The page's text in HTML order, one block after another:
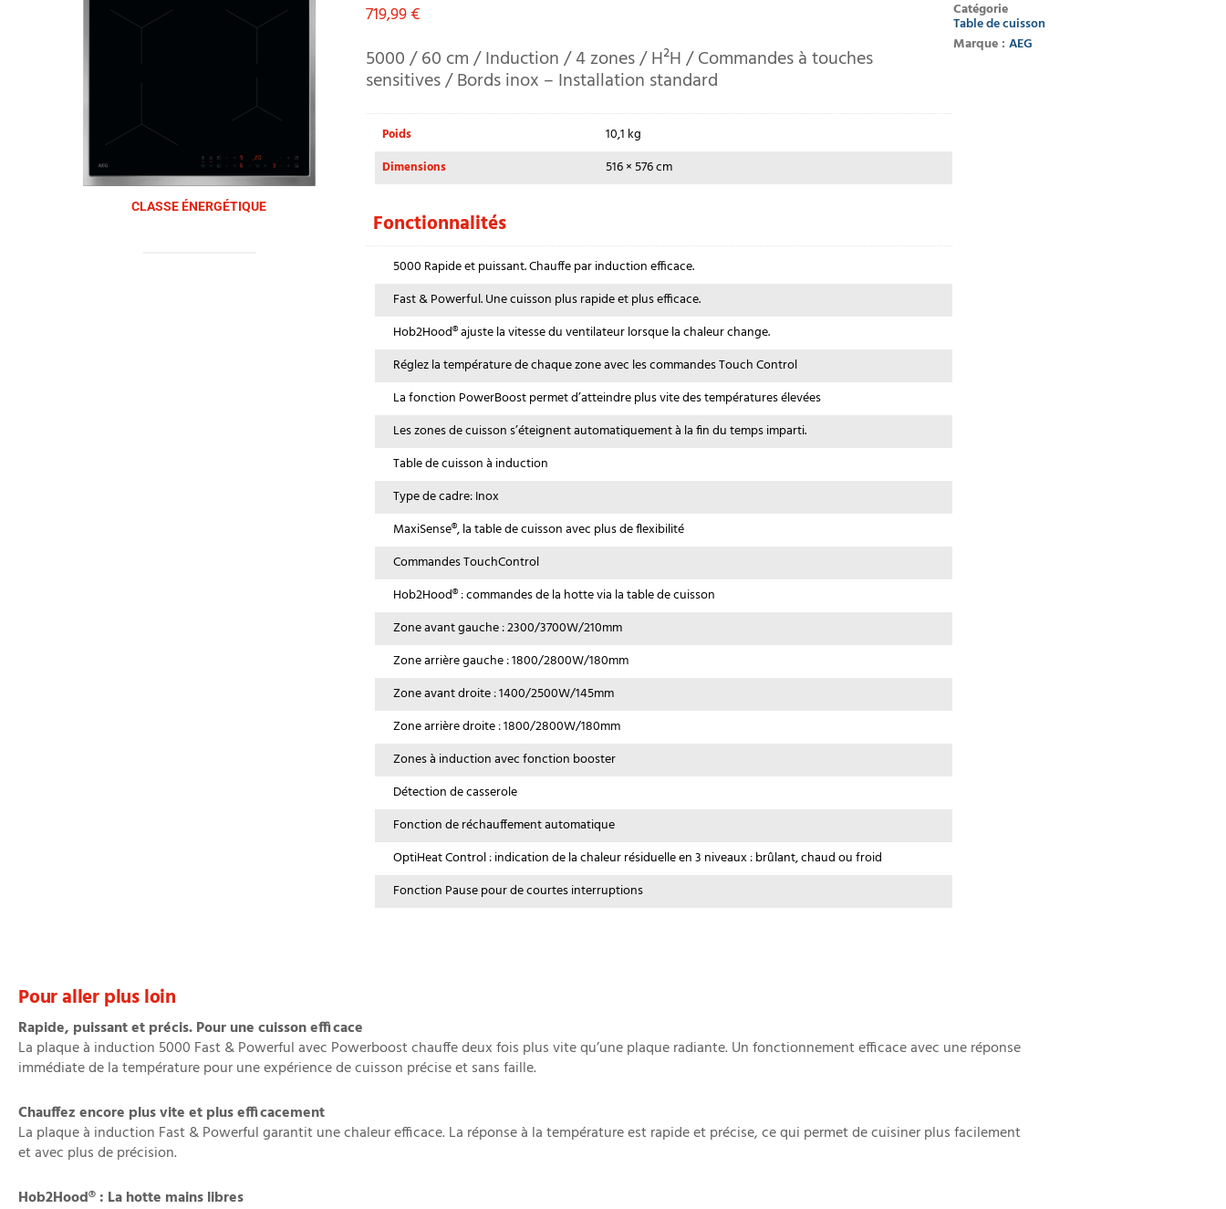
CLASSE ÉNERGÉTIQUE
719,99€
5000 / 60 cm / Induction / 4 zones / H²H / Commandes à touches
sensitives / Bords inox – Installation standard
Poids 10,1 kg
Dimensions 516 × 576 cm
Fonctionnalités
5000 Rapide et puissant. Chauffe par induction efficace.
Fast & Powerful. Une cuisson plus rapide et plus efficace.
Hob2Hood® ajuste la vitesse du ventilateur lorsque la chaleur change.
Réglez la température de chaque zone avec les commandes Touch Control
La fonction PowerBoost permet d’atteindre plus vite des températures élevées
Les zones de cuisson s’éteignent automatiquement à la fin du temps imparti.
Table de cuisson à induction
Type de cadre: Inox
MaxiSense®, la table de cuisson avec plus de flexibilité
Commandes TouchControl
Hob2Hood® : commandes de la hotte via la table de cuisson
Zone avant gauche : 2300/3700W/210mm
Zone arrière gauche : 1800/2800W/180mm
Zone avant droite : 1400/2500W/145mm
Zone arrière droite : 1800/2800W/180mm
Zones à induction avec fonction booster
Détection de casserole
Fonction de réchauffement automatique
OptiHeat Control : indication de la chaleur résiduelle en 3 niveaux : brûlant, chaud ou froid
Fonction Pause pour de courtes interruptions
Catégorie
Table de cuisson
Marque : AEG
Pour aller plus loin
Rapide, puissant et précis. Pour une cuisson efficace
La plaque à induction 5000 Fast & Powerful avec Powerboost chauffe deux fois plus vite qu’une plaque radiante. Un fonctionnement efficace avec une réponse
immédiate de la température pour une expérience de cuisson précise et sans faille.
Chauffez encore plus vite et plus efficacement
La plaque à induction Fast & Powerful garantit une chaleur efficace. La réponse à la température est rapide et précise, ce qui permet de cuisiner plus facilement
et avec plus de précision.
Hob2Hood® : La hotte mains libres